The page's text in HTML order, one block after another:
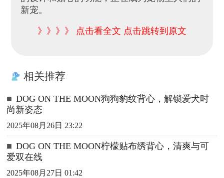
新宠。
》》》》 点击看全文 点击跳转到原文
相关推荐
■ DOG ON THE MOON狗狗豹纹背心，解锁爱犬时
尚新姿态
2025年08月26日 23:22
■ DOG ON THE MOON柠檬贴布绣背心，清爽与可
爱双在线
2025年08月27日 01:42